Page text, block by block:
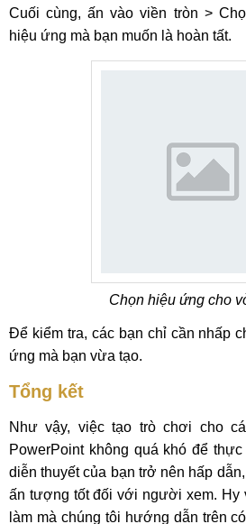
Cuối cùng, ấn vào viền tròn >
hiệu ứng mà bạn muốn là hoàn tất.
Chọn hiệu ứng cho
Để kiểm tra, các bạn chỉ cần nhấp
ứng mà bạn vừa tạo.
Tổng kết
Như vậy, việc tạo trò chơi cho
PowerPoint không quá khó để
diễn thuyết của bạn trở nên hấp
ấn tượng tốt đối với người xem. Hy
làm mà chúng tôi hướng dẫn trên